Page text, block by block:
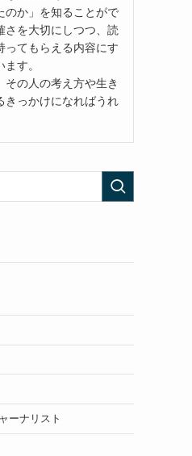
のか」を知ることがで
さを大切にしつつ、読
ってもらえる内容にす
す。
その人の考え方や生き
きっかけになればうれ
ーナリスト